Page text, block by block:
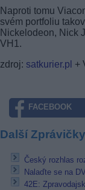
Naproti tomu
svém portfoliu
Nickelodeon, Nick
VH1.
zdroj: satkurier.pl +
FACEBOOK
Další Zprávičky
Český rozhlas
Nalaďte se na
42E: